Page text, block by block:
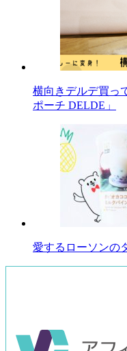
横向きデルデ買っ
ポーチ DELDE」
愛するローソンの